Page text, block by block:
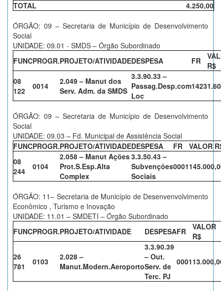
TOTAL 4.250,00
ÓRGÃO: 09 – Secretaria de Município de Desenvolvimento
Social
UNIDADE: 09.01 - SMDS – Órgão Subordinado
FUNCPROGR.PROJETO/ATIVIDADEDESPESA FR
R$
08
122
0014
2.049 – Manut dos
Serv. Adm. da SMDS
3.3.90.33 –
Passag.Desp.com
Loc
1423
ÓRGÃO: 09 – Secretaria de Município de Desenvolvimento
Social
UNIDADE: 09.03 – Fd. Municipal de Assistência Social
FUNCPROGR.PROJETO/ATIVIDADEDESPESA FR
VALOR
08
244
0104
2.058 – Manut Ações
Prot.S.Esp.Alta
Complex
3.3.50.43 –
Subvenções
Sociais
0001
ÓRGÃO: 11– Secretaria de Município de Desenvenvolvimento
Econômico , Turismo e Inovação
UNIDADE: 11.01 – SMDETI – Órgão Subordinado
FUNCPROGR.PROJETO/ATIVIDADE DESPESAFR
VALOR
R$
26
781
0103
2.028 –
Manut.Modern.Aeroporto
3.3.90.39
– Out.
Serv. de
Terc. PJ
0001